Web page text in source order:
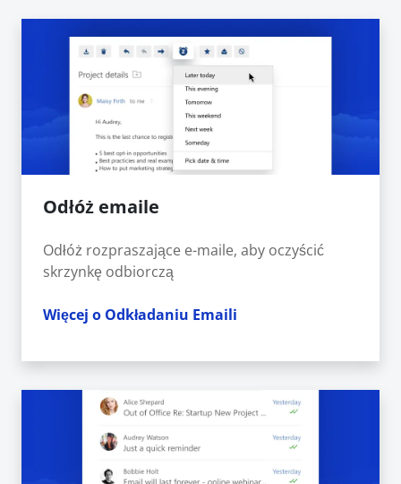
Odłóż emaile
Odłóż rozpraszające e-maile, aby oczyścić
skrzynkę odbiorczą
Więcej o Odkładaniu Emaili